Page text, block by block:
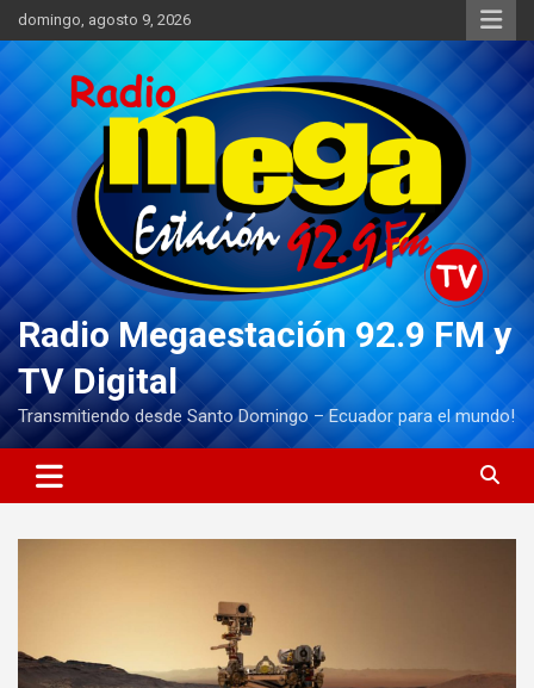
Saltar
al
contenido
domingo, agosto 9, 2026
Radio Megaestación 92.9 FM y
TV Digital
Transmitiendo desde Santo Domingo – Ecuador para el mundo!